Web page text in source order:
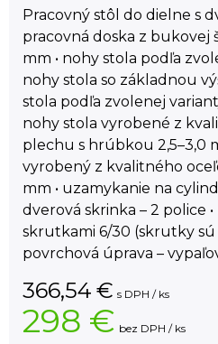
Pracovný stôl do dielne s
pracovná doska z
mm • nohy stola podľa
nohy stola so základnou
stola podľa zvolenej
nohy stola vyrobené z
plechu s hrúbkou 2,5–3,0
vyrobený z kvalitného
mm • uzamykanie na
dverová skrinka – 2 police
skrutkami 6/30 (skrutky sú
povrchová úprava –
366,54 € s DPH / ks
298 € bez DPH / ks